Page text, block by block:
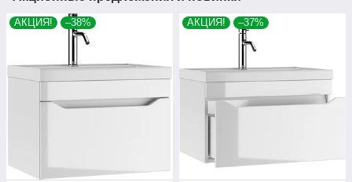
АКЦИЯ! –38% АКЦИЯ! –37%